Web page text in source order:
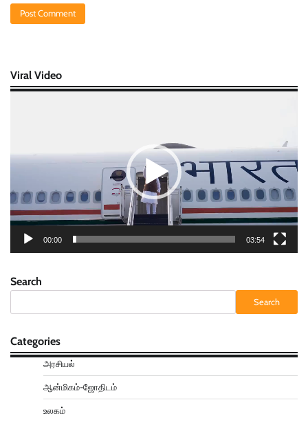
Viral Video
00:00 03:54
Search
Search
Categories
அரசியல்
ஆன்மிகம்-ஜோதிடம்
உலகம்